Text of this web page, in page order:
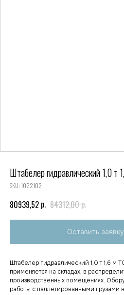
Штабелер гидравлический 1,0 т
SKU:1022102
80939,52 р. 84312,00р.
Оставить заявку
Штабелер гидравлический 1,0 т 1,6 м
применяется на складах, в
производственных помещениях.
работы с паллетированными грузами